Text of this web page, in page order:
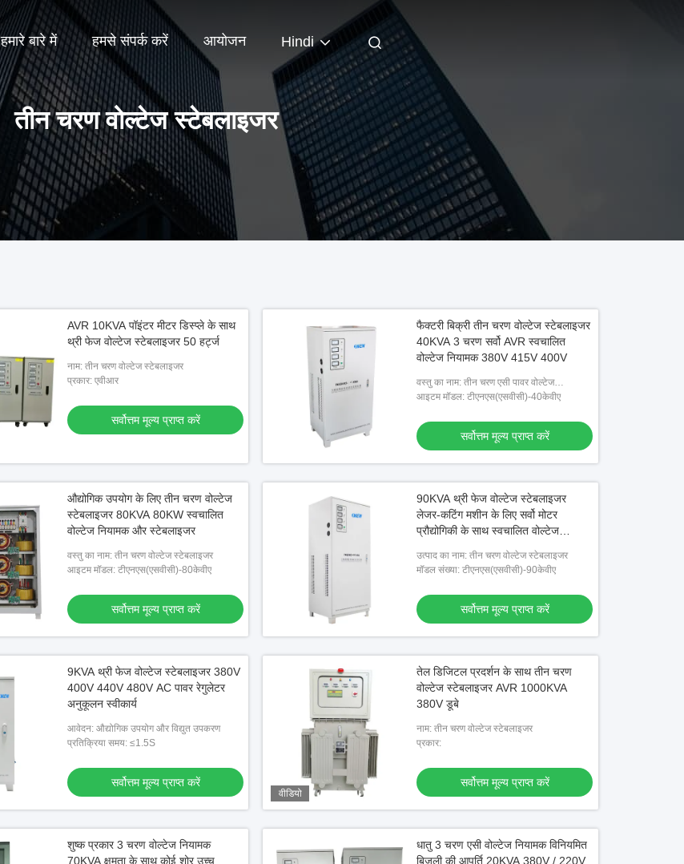
हमारे बारे में हमसे संपर्क करें आयोजन Hindi
तीन चरण वोल्टेज स्टेबलाइजर
AVR 10KVA पॉइंटर मीटर डिस्प्ले के साथ
थ्री फेज वोल्टेज स्टेबलाइजर 50 हर्ट्ज
नाम: तीन चरण वोल्टेज स्टेबलाइजर
प्रकार: एवीआर
सर्वोत्तम मूल्य प्राप्त करें
फैक्टरी बिक्री तीन चरण वोल्टेज स्टेबलाइजर
40KVA 3 चरण सर्वो AVR स्वचालित
वोल्टेज नियामक 380V 415V 400V
वस्तु का नाम: तीन चरण एसी पावर वोल्टेज
स्टेबलाइजर
आइटम मॉडल: टीएनएस(एसवीसी)-40केवीए
सर्वोत्तम मूल्य प्राप्त करें
औद्योगिक उपयोग के लिए तीन चरण वोल्टेज
स्टेबलाइजर 80KVA 80KW स्वचालित
वोल्टेज नियामक और स्टेबलाइजर
वस्तु का नाम: तीन चरण वोल्टेज स्टेबलाइजर
आइटम मॉडल: टीएनएस(एसवीसी)-80केवीए
सर्वोत्तम मूल्य प्राप्त करें
90KVA थ्री फेज वोल्टेज स्टेबलाइजर
लेजर-कटिंग मशीन के लिए सर्वो मोटर
प्रौद्योगिकी के साथ स्वचालित वोल्टेज
उत्पाद का नाम: तीन चरण वोल्टेज स्टेबलाइजर
मॉडल संख्या: टीएनएस(एसवीसी)-90केवीए
सर्वोत्तम मूल्य प्राप्त करें
9KVA थ्री फेज वोल्टेज स्टेबलाइजर 380V
400V 440V 480V AC पावर रेगुलेटर
अनुकूलन स्वीकार्य
आवेदन: औद्योगिक उपयोग और विद्युत उपकरण
प्रतिक्रिया समय: ≤1.5S
सर्वोत्तम मूल्य प्राप्त करें
वीडियो
तेल डिजिटल प्रदर्शन के साथ तीन चरण
वोल्टेज स्टेबलाइजर AVR 1000KVA
380V डूबे
नाम: तीन चरण वोल्टेज स्टेबलाइजर
प्रकार:
सर्वोत्तम मूल्य प्राप्त करें
शुष्क प्रकार 3 चरण वोल्टेज नियामक
70KVA क्षमता के साथ कोई शोर उच्च
धातु 3 चरण एसी वोल्टेज नियामक विनियमित
बिजली की आपूर्ति 20KVA 380V / 220V